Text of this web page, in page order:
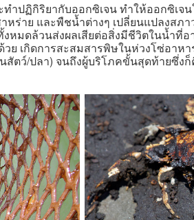
ฏิกิริยากับออกซิเจน ทำให้ออกซิเจน
ร่าย และพืชน้ำต่างๆ เปลี่ยนแปลงสภา
งหมดล้วนส่งผลเสียต่อสิ่งมีชีวิตในน้ำที่
ย เกิดการสะสมสารพิษในห่วงโซ่อาห
ตว์/ปลา) จนถึงผู้บริโภคขั้นสุดท้ายซึ่ง